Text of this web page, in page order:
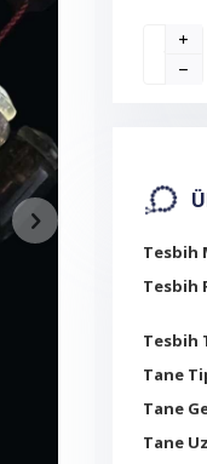
Tesbih
Tesbih
Tesbih
Tane
Tane
Tane